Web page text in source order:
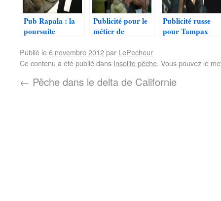
Pub Rapala : la
poursuite
Publicité pour le
métier de
Publicité russe
pour Tampax
Publié le6 novembre 2012par LePecheur
Ce contenu a été publié dans Insolite pêche. Vous pouvez le
← Pêche dans le delta de Californie